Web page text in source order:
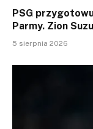
PSG
Parmy. Zion
5 sierpnia 2026